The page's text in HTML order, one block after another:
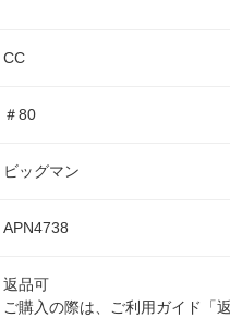
CC
＃80
ビッグマン
APN4738
返品可
ご購入の際は、ご利用ガイド「